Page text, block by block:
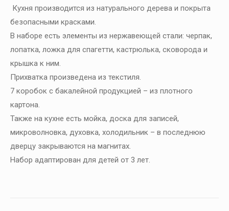
Кухня производится из натурального дерева и покрыта
безопасными красками.
В наборе есть элементы из нержавеющей стали: черпак,
лопатка, ложка для спагетти, кастрюлька, сковорода и
крышка к ним.
Прихватка произведена из текстиля.
7 коробок с бакалейной продукцией – из плотного
картона.
Также на кухне есть мойка, доска для записей,
микроволновка, духовка, холодильник – в последнюю
дверцу закрываются на магнитах.
Набор адаптирован для детей от 3 лет.